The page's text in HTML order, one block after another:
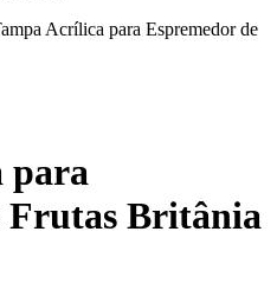
Acrílica para Espremedor de
para
Frutas Britânia